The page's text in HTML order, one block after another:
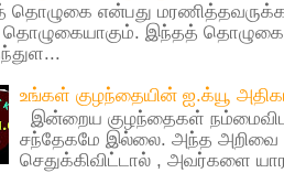
என்பது
தொழுகையாகும். இந்தத்
உங்கள் குழந்தையின் ஐ.க்யூ
இன்றைய குழந்தைகள்
சந்தேகமே இல்லை. அந்த
செதுக்கிவிட்டால் , அவர்களை